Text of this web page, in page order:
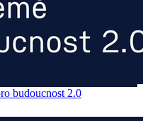
budoucnost 2.0